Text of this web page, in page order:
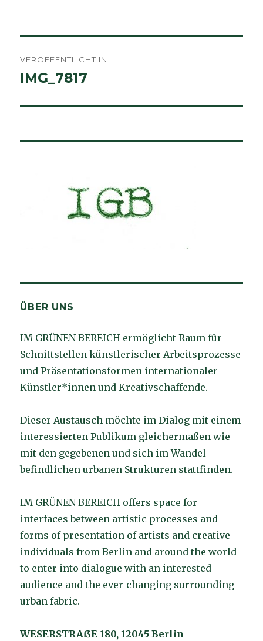
VERÖFFENTLICHT IN
IMG_7817
ÜBER UNS
IM GRÜNEN BEREICH ermöglicht Raum für
Schnittstellen künstlerischer Arbeitsprozesse
und Präsentationsformen internationaler
Künstler*innen und Kreativschaffende.
Dieser Austausch möchte im Dialog mit einem
interessierten Publikum gleichermaßen wie
mit den gegebenen und sich im Wandel
befindlichen urbanen Strukturen stattfinden.
IM GRÜNEN BEREICH offers space for
interfaces between artistic processes and
forms of presentation of artists and creative
individuals from Berlin and around the world
to enter into dialogue with an interested
audience and the ever-changing surrounding
urban fabric.
WESERSTRAßE 180, 12045 Berlin